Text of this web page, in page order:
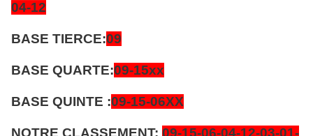
04-12
BASE TIERCE:09
BASE QUARTE:09-15xx
BASE QUINTE :09-15-06XX
NOTRE CLASSEMENT: 09-15-06-04-12-03-01-